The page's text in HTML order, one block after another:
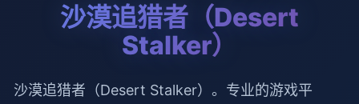
沙漠追猎者（Desert
Stalker）
沙漠追猎者（Desert Stalker）。专业的游戏平